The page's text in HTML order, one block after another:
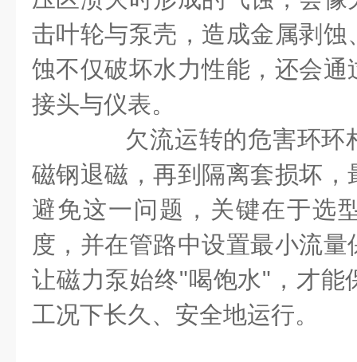
击叶轮与泵壳，造成金属剥
蚀不仅破坏水力性能，还会
接头与仪表。
欠流运转的危害环环
磁钢退磁，再到隔离套损坏
避免这一问题，关键在于选
度，并在管路中设置最小流
让磁力泵始终"喝饱水"，才能
工况下长久、安全地运行。